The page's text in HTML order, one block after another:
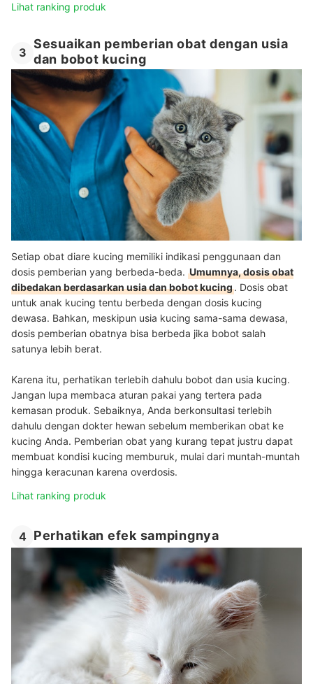
Lihat ranking produk
3
Sesuaikan pemberian obat dengan usia
dan bobot kucing
Setiap obat diare kucing memiliki indikasi penggunaan dan
dosis pemberian yang berbeda-beda. Umumnya, dosis obat
dibedakan berdasarkan usia dan bobot kucing. Dosis obat
untuk anak kucing tentu berbeda dengan dosis kucing
dewasa. Bahkan, meskipun usia kucing sama-sama dewasa,
dosis pemberian obatnya bisa berbeda jika bobot salah
satunya lebih berat.
Karena itu, perhatikan terlebih dahulu bobot dan usia kucing.
Jangan lupa membaca aturan pakai yang tertera pada
kemasan produk. Sebaiknya, Anda berkonsultasi terlebih
dahulu dengan dokter hewan sebelum memberikan obat ke
kucing Anda. Pemberian obat yang kurang tepat justru dapat
membuat kondisi kucing memburuk, mulai dari muntah-muntah
hingga keracunan karena overdosis.
Lihat ranking produk
4 Perhatikan efek sampingnya